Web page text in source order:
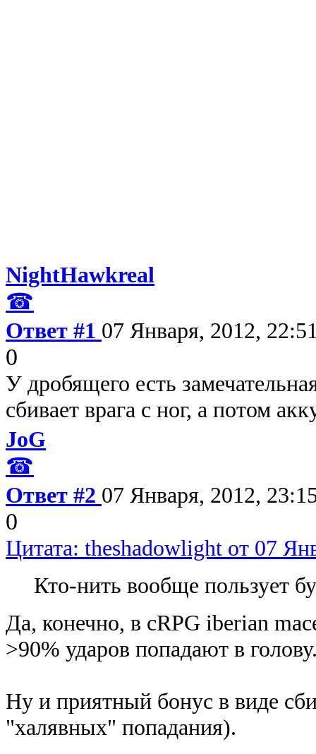
NightHawkreal
☎
Ответ #1 07 Января, 2012,
0
У дробящего есть
сбивает врага с ног, а потом
JoG
☎
Ответ #2 07 Января, 2012,
0
Цитата: theshadowlight от 07
Кто-нить вообще пользует
Да, конечно, в cRPG iberian
>90% ударов попадают в
Ну и приятный бонус в виде
"халявных" попадания).